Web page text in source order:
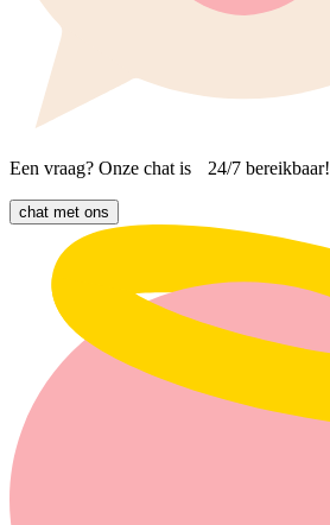
Een vraag? Onze chat is 24/7 bereikbaar!
chat met ons